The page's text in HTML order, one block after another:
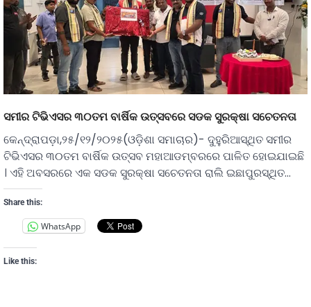
ସମୀର ଟିଭିଏସର ୩୦ତମ ବାର୍ଷିକ ଉତ୍ସବରେ ସଡକ ସୁରକ୍ଷା ସଚେତନତା
କେନ୍ଦ୍ରାପଡ଼ା,୨୫/୧୨/୨୦୨୫(ଓଡ଼ିଶା ସମାଚାର)- ଦୁହୁରିଆସ୍ଥିତ ସମୀର
ଟିଭିଏସର ୩୦ତମ ବାର୍ଷିକ ଉତ୍ସବ ମହାଆଡମ୍ବରରେ ପାଳିତ ହୋଇଯାଇଛି
। ଏହି ଅବସରରେ ଏକ ସଡକ ସୁରକ୍ଷା ସଚେତନତା ରାଲି ଇଛାପୁରସ୍ଥିତ…
Share this:
WhatsApp
Like this: